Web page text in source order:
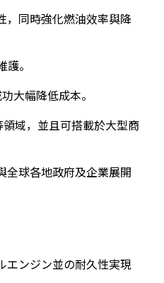
，同時強化燃油效率與降
。
大幅降低成本。
域，並且可搭載於大型商
全球各地政府及企業展開
エンジン並の耐久性実現